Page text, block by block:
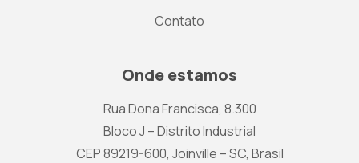
Contato
Onde estamos
Rua Dona Francisca, 8.300
Bloco J – Distrito Industrial
CEP 89219-600, Joinville – SC, Brasil